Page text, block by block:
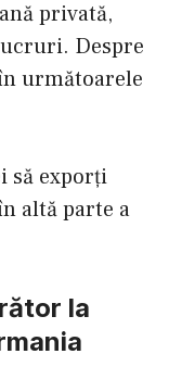
privată,
Despre
următoarele
să exporți
altă parte a
la